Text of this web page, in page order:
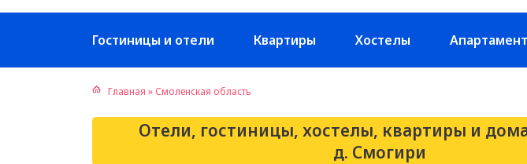
Гостиницы и отели Квартиры Хостелы
Главная » Смоленская область
Отели, гостиницы, хостелы, квартиры и
д. Смогири